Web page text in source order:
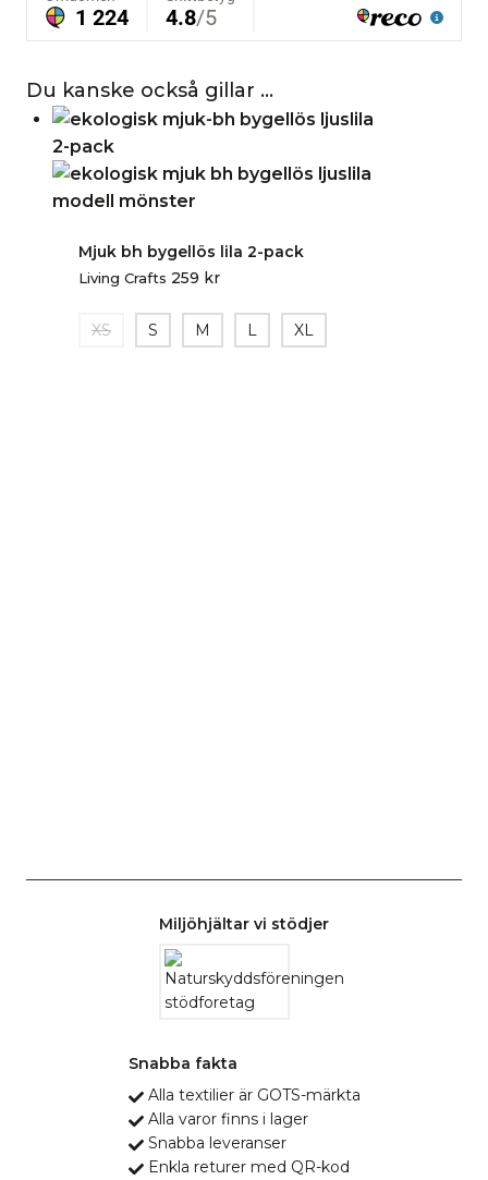
Du kanske också gillar …
Mjuk bh bygellös lila 2-pack
Living Crafts 259 kr
XS S M L XL
Miljöhjältar vi stödjer
Snabba fakta
Alla textilier är GOTS-märkta
Alla varor finns i lager
Snabba leveranser
Enkla returer med QR-kod